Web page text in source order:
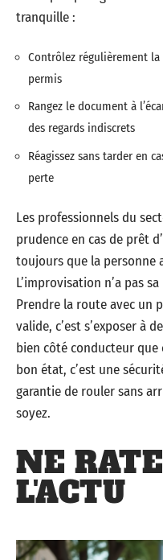
tranquille :
Contrôlez régulièrement
permis
Rangez le document à
des regards indiscrets
Réagissez sans tarder en
perte
Les professionnels du
prudence en cas de prêt
toujours que la personne
L’improvisation n’a pas
Prendre la route avec un
valide, c’est s’exposer à
bien côté conducteur que
bon état, c’est une
garantie de rouler sans
soyez.
NE
L'ACTU